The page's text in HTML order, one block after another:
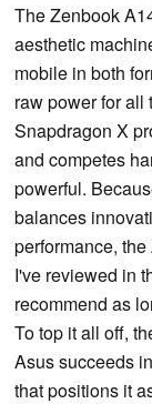
The Zenbook
aesthetic
mobile in both
raw power for all
Snapdragon X
and competes
powerful.
balances
performance,
I've reviewed in
recommend as
To top it all off,
Asus succeeds
that positions it